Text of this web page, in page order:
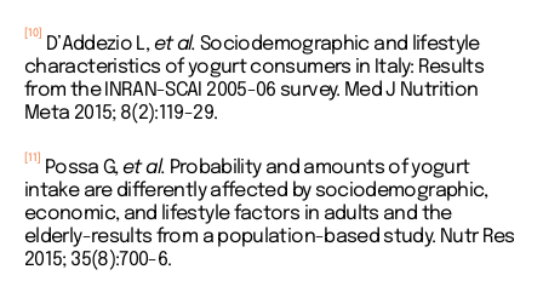
[10] D’Addezio L,et al. Sociodemographic and lifestyle
characteristics of yogurt consumers in Italy: Results
from the INRAN-SCAI 2005-06 survey. Med J Nutrition
Meta 2015; 8(2):119-29.
[11] Possa G,et al. Probability and amounts of yogurt
intake are differently affected by sociodemographic,
economic, and lifestyle factors in adults and the
elderly-results from a population-based study. Nutr Res
2015; 35(8):700-6.